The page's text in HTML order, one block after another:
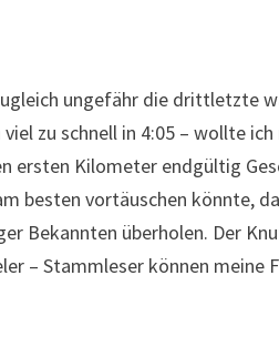
ungefähr die drittletzte
zu schnell in 4:05 – wollte
ersten Kilometer endgültig
besten vortäuschen könnte,
Bekannten überholen. Der
– Stammleser können meine